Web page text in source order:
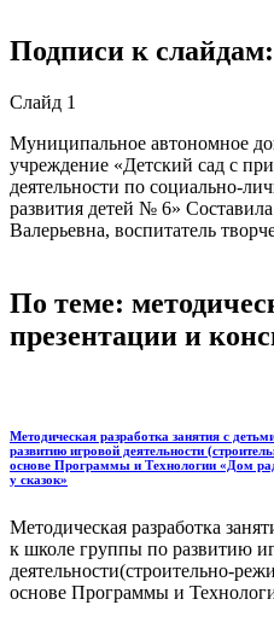
Подписи к слайдам:
Слайд 1
Муниципальное автономное
учреждение «Детский сад с
деятельности по социально-
развития детей № 6»
Валерьевна, воспитатель
По теме:
презентации и
Методическая разработка занятия с
развитию игровой деятельности
основе Программы и Технологии «Дом
у сказок»
Методическая разработка
к школе группы по развитию
деятельности(строительно-
основе Программы и